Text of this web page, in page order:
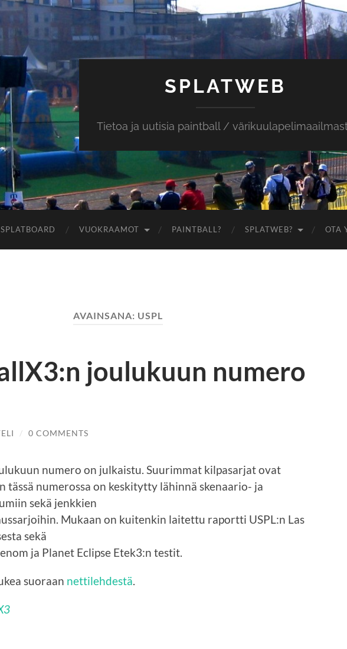
SPLATWEB
Tietoa ja uutisia paintball /
SPLATBOARD VUOKRAAMOT PAINTBALL? SPLATWEB? OTA
AVAINSANA: USPL
joulukuun numero
/ 0 COMMENTS
numero on julkaistu. Suurimmat kilpasarjat ovat
tässä numerossa on keskitytty lähinnä skenaario- ja
sekä jenkkien
Mukaan on kuitenkin laitettu raportti USPL:n Las
sekä
ja Planet Eclipse Etek3:n testit.
suoraan nettilehdestä.